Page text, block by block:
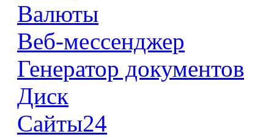
Валюты
Веб-мессенджер
Генератор документов
Диск
Сайты24